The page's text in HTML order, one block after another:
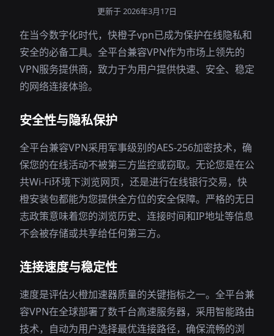
更新于 2026年3月17日
在当今数字化时代，快橙子vpn已成为保护在线隐私和
安全的必备工具。全平台兼容VPN作为市场上领先的
VPN服务提供商，致力于为用户提供快速、安全、稳定
的网络连接体验。
安全性与隐私保护
全平台兼容VPN采用军事级别的AES-256加密技术，确
保您的在线活动不被第三方监控或窃取。无论您是在公
共Wi-Fi环境下浏览网页，还是进行在线银行交易，快
橙安装包都能为您提供全方位的安全保障。严格的无日
志政策意味着您的浏览历史、连接时间和IP地址等信息
不会被存储或共享给任何第三方。
连接速度与稳定性
速度是评估火橙加速器质量的关键指标之一。全平台兼
容VPN在全球部署了数千台高速服务器，采用智能路由
技术，自动为用户选择最优连接路径，确保流畅的浏